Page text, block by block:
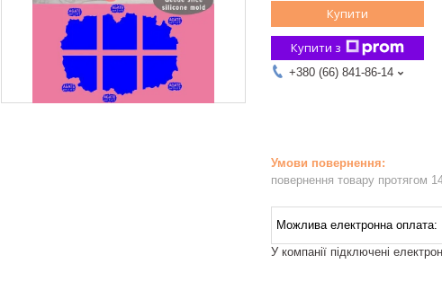
Купити
Купити з
+380 (66) 841-86-14
повернення товару протягом
У компанії підключені